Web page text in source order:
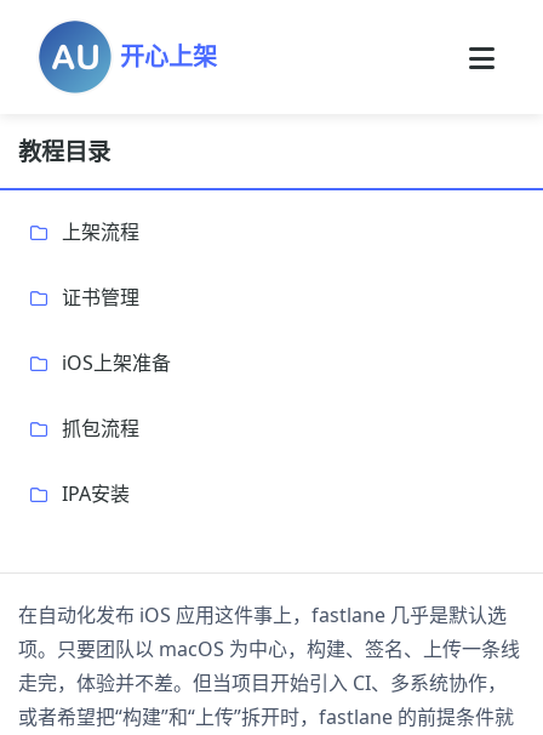
开心上架
教程目录
上架流程
证书管理
iOS上架准备
抓包流程
IPA安装
在自动化发布 iOS 应用这件事上，fastlane 几乎是默认选
项。只要团队以 macOS 为中心，构建、签名、上传一条线
走完，体验并不差。但当项目开始引入 CI、多系统协作，
或者希望把“构建”和“上传”拆开时，fastlane 的前提条件就